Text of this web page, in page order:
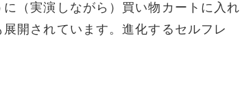
（実演しながら）買い物カートに入れ
開されています。進化するセルフレ